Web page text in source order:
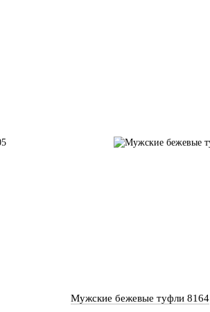
Мужские бежевые туфли 8164